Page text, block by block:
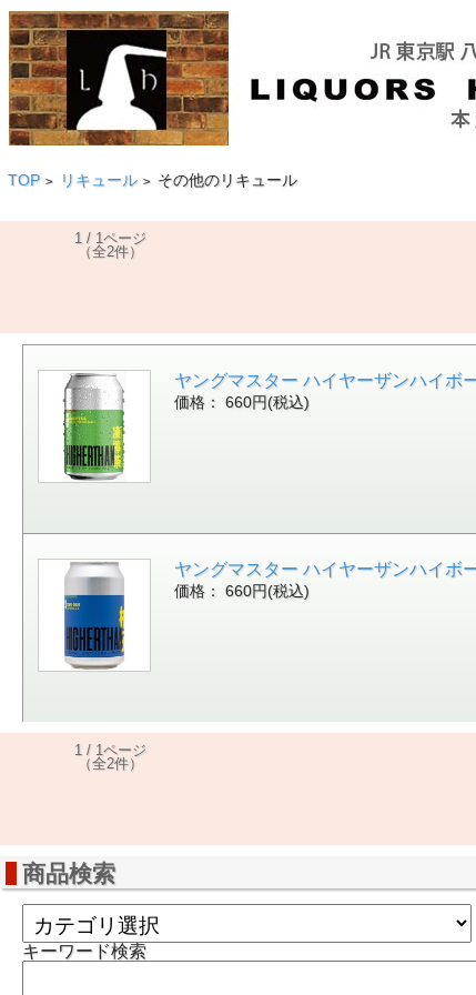
TOP > リキュール > その他のリキュール
1 / 1ページ
（全2件）
ヤングマスター ハイヤーザンハイボ
価格： 660円(税込)
ヤングマスター ハイヤーザンハイボ
価格： 660円(税込)
1 / 1ページ
（全2件）
商品検索
キーワード検索